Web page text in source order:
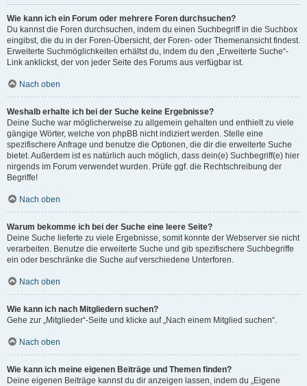
Wie kann ich ein Forum oder mehrere Foren durchsuchen?
Du kannst die Foren durchsuchen, indem du einen Suchbegriff in die Suchbox
eingibst, die du in der Foren-Übersicht, der Foren- oder Themenansicht findest.
Erweiterte Suchmöglichkeiten erhältst du, indem du den „Erweiterte Suche“-
Link anklickst, der von jeder Seite des Forums aus verfügbar ist.
Nach oben
Weshalb erhalte ich bei der Suche keine Ergebnisse?
Deine Suche war möglicherweise zu allgemein gehalten und enthielt zu viele
gängige Wörter, welche von phpBB nicht indiziert werden. Stelle eine
spezifischere Anfrage und benutze die Optionen, die dir die erweiterte Suche
bietet. Außerdem ist es natürlich auch möglich, dass dein(e) Suchbegriff(e) hier
nirgends im Forum verwendet wurden. Prüfe ggf. die Rechtschreibung der
Begriffe!
Nach oben
Warum bekomme ich bei der Suche eine leere Seite?
Deine Suche lieferte zu viele Ergebnisse, somit konnte der Webserver sie nicht
verarbeiten. Benutze die erweiterte Suche und gib spezifischere Suchbegriffe
ein oder beschränke die Suche auf verschiedene Unterforen.
Nach oben
Wie kann ich nach Mitgliedern suchen?
Gehe zur „Mitglieder“-Seite und klicke auf „Nach einem Mitglied suchen“.
Nach oben
Wie kann ich meine eigenen Beiträge und Themen finden?
Deine eigenen Beiträge kannst du dir anzeigen lassen, indem du „Eigene